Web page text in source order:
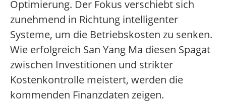
Optimierung. Der Fokus verschiebt sich
zunehmend in Richtung intelligenter
Systeme, um die Betriebskosten zu senken.
Wie erfolgreich San Yang Ma diesen Spagat
zwischen Investitionen und strikter
Kostenkontrolle meistert, werden die
kommenden Finanzdaten zeigen.